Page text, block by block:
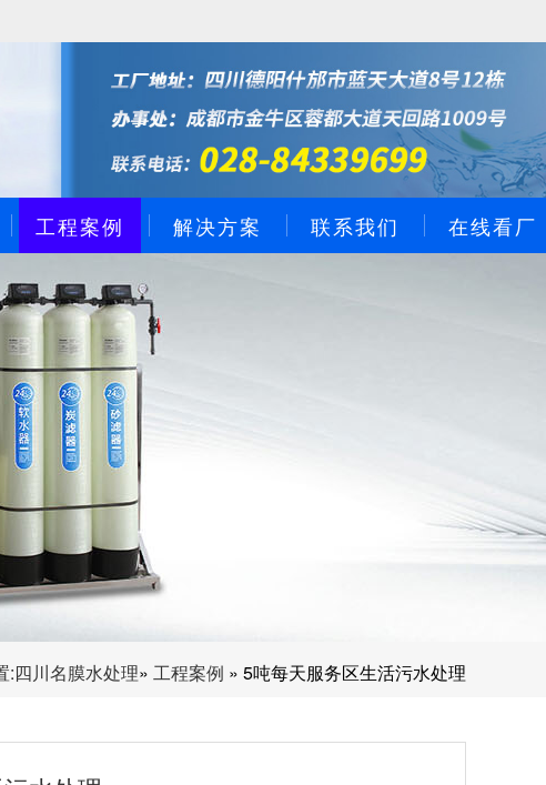
工程案例 解决方案 联系我们 在线看厂
:四川名膜水处理» 工程案例 » 5吨每天服务区生活污水处理